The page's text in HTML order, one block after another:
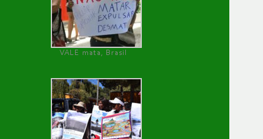
VALE mata, Brasil